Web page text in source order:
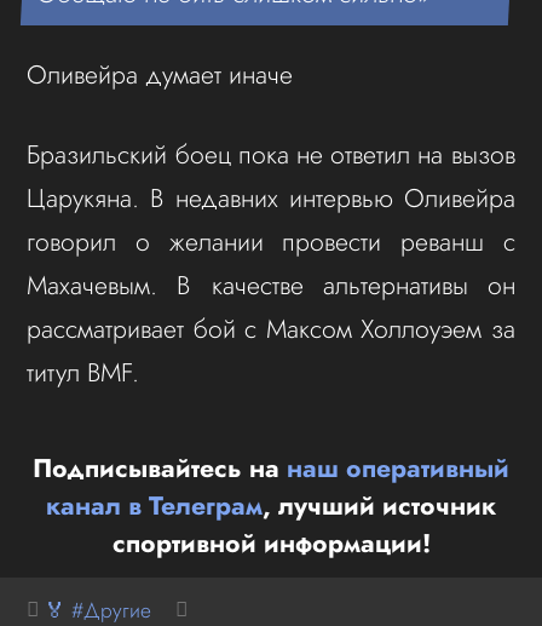
Оливейра думает иначе
Бразильский боец пока не ответил на вызов
Царукяна. В недавних интервью Оливейра
говорил о желании провести реванш с
Махачевым. В качестве альтернативы он
рассматривает бой с Максом Холлоуэем за
титул BMF.
Подписывайтесь на наш оперативный
канал в Телеграм, лучший источник
спортивной информации!
🏅 #Другие